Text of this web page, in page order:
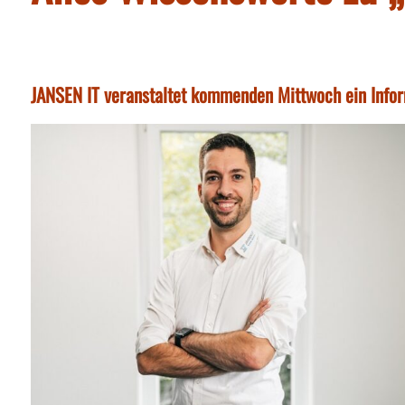
JANSEN IT veranstaltet kommenden Mittwoch ein